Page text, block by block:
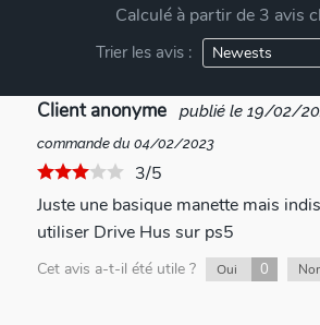
Calculé à partir de 3 avis
Trier les avis :
Client anonyme publié le 19/02/
commande du 04/02/2023
3/5
Juste une basique manette mais
utiliser Drive Hus sur ps5
Cet avis a-t-il été utile ? Oui 0